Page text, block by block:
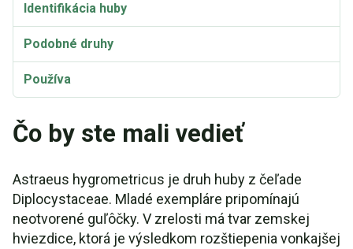
Identifikácia huby
Podobné druhy
Používa
Taxonómia a etymológia
Synonymá a odrody
Čo by ste mali vedieť
Astraeus hygrometricus je druh huby z čeľade
Diplocystaceae. Mladé exempláre pripomínajú
neotvorené guľôčky. V zrelosti má tvar zemskej
hviezdice, ktorá je výsledkom rozštiepenia vonkajšej